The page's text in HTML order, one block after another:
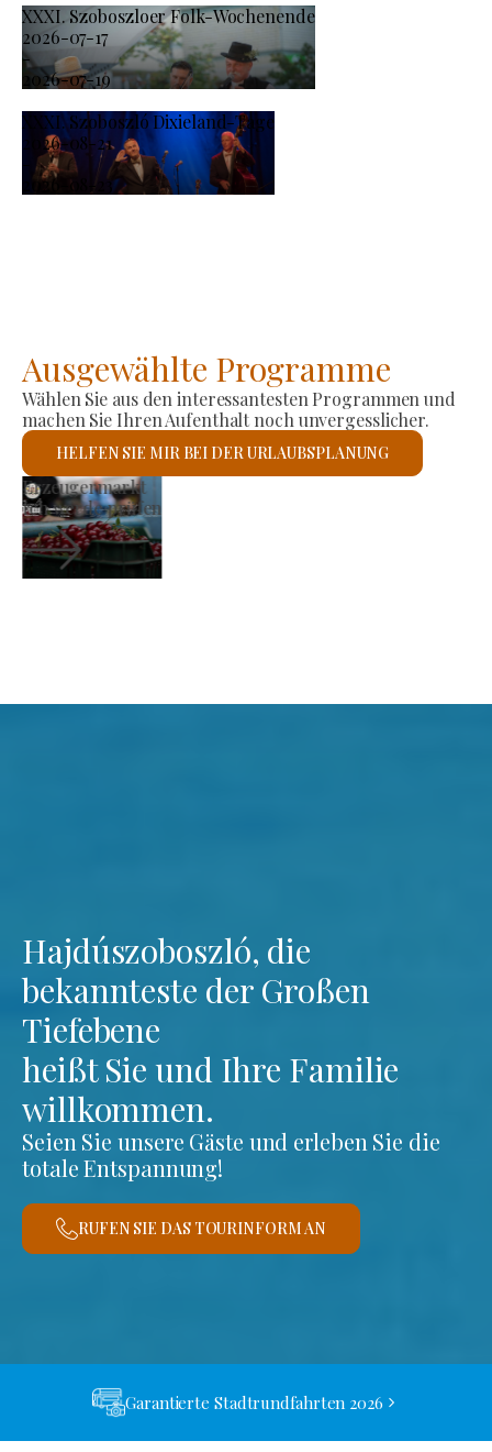
XXXI. Szoboszloer Folk-Wochenende
2026-07-17
-
2026-07-19
XXXI. Szoboszló Dixieland-Tage
2026-08-21
-
2026-08-23
Ausgewählte Programme
Wählen Sie aus den interessantesten Programmen und
machen Sie Ihren Aufenthalt noch unvergesslicher.
HELFEN SIE MIR BEI DER URLAUBSPLANUNG
Römisch-katholische Kirche St. László
Ich werde prüfen
Hajdúszoboszló, die
bekannteste der Großen
Tiefebene
heißt Sie und Ihre Familie
willkommen.
Seien Sie unsere Gäste und erleben Sie die
totale Entspannung!
RUFEN SIE DAS TOURINFORM AN
Garantierte Stadtrundfahrten 2026